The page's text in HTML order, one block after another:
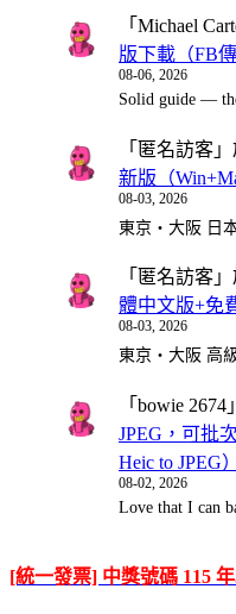
「 Michael
版下載（FB
08-06, 2026
Solid guide —
「 匿名訪客
新版（
08-03, 2026
東京・大阪 日
「 匿名訪客
體中文版+免
08-03, 2026
東京・大阪 高
「 bowie 2674
JPEG，可批
Heic to JPEG）
08-02, 2026
Love that I can
[統一發票] 中獎號碼 115 年